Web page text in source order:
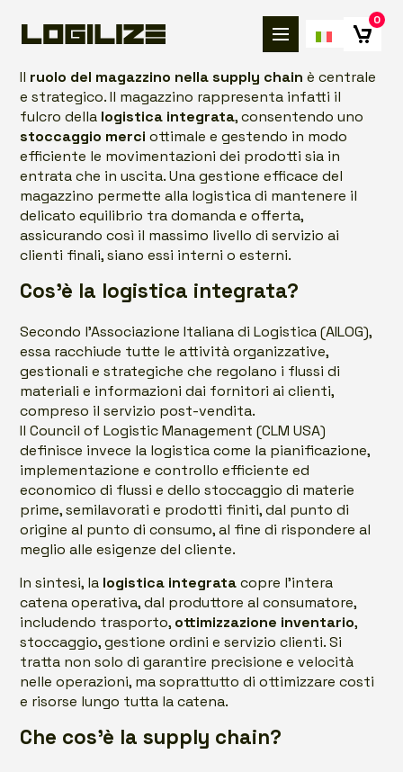
0
Il ruolo del magazzino nella supply chain è centrale
e strategico. Il magazzino rappresenta infatti il
fulcro della logistica integrata, consentendo uno
stoccaggio merci ottimale e gestendo in modo
efficiente le movimentazioni dei prodotti sia in
entrata che in uscita. Una gestione efficace del
magazzino permette alla logistica di mantenere il
delicato equilibrio tra domanda e offerta,
assicurando così il massimo livello di servizio ai
clienti finali, siano essi interni o esterni.
Cos’è la logistica integrata?
Secondo l’Associazione Italiana di Logistica (AILOG),
essa racchiude tutte le attività organizzative,
gestionali e strategiche che regolano i flussi di
materiali e informazioni dai fornitori ai clienti,
compreso il servizio post-vendita.
Il Council of Logistic Management (CLM USA)
definisce invece la logistica come la pianificazione,
implementazione e controllo efficiente ed
economico di flussi e dello stoccaggio di materie
prime, semilavorati e prodotti finiti, dal punto di
origine al punto di consumo, al fine di rispondere al
meglio alle esigenze del cliente.
In sintesi, la logistica integratacopre l’intera
catena operativa, dal produttore al consumatore,
includendo trasporto, ottimizzazione inventario,
stoccaggio, gestione ordini e servizio clienti. Si
tratta non solo di garantire precisione e velocità
nelle operazioni, ma soprattutto di ottimizzare costi
e risorse lungo tutta la catena.
Che cos’è la supply chain?